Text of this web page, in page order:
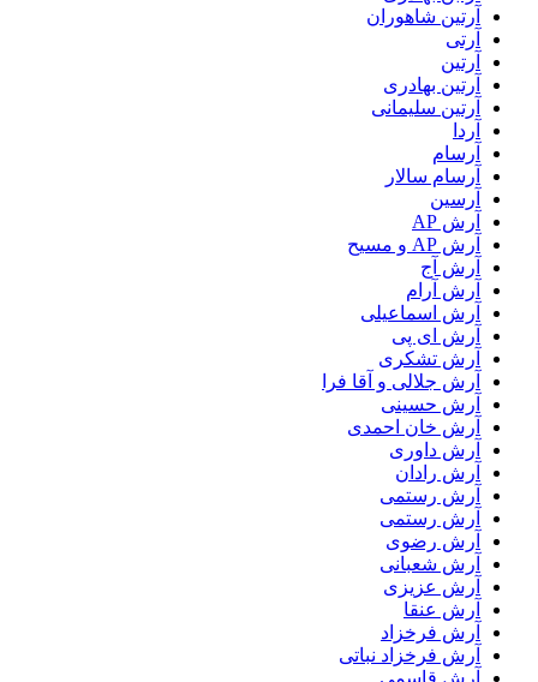
آرتين شاهوران
آرتی
آرتین
آرتین بهادری
آرتین سلیمانی
آردا
آرسام
آرسام سالار
آرسین
آرش AP
آرش AP و مسیح
آرش آج
آرش آرام
آرش اسماعیلی
آرش ای پی
آرش تشکری
آرش جلالی و آقا فرا
آرش حسینی
آرش خان احمدی
آرش داوری
آرش رادان
آرش رستمى
آرش رستمی
آرش رضوی
آرش شعبانی
آرش عزیزی
آرش عنقا
آرش فرخزاد
آرش فرخزاد نباتی